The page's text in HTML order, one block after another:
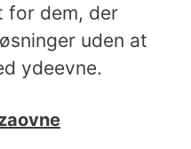
for dem, der
uden at
ydeevne.